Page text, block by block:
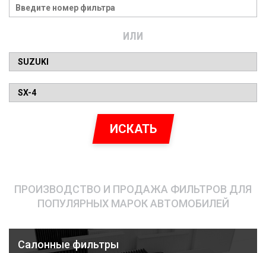
ИЛИ
ИСКАТЬ
ПРОИЗВОДСТВО И ПРОДАЖА ФИЛЬТРОВ ДЛЯ
ПОПУЛЯРНЫХ МАРОК АВТОМОБИЛЕЙ
Салонные фильтры